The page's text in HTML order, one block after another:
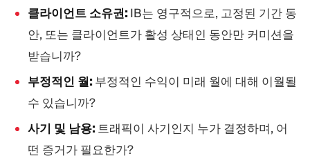
클라이언트 소유권:IB는 영구적으로, 고정된 기간 동
안, 또는 클라이언트가 활성 상태인 동안만 커미션을
받습니까?
부정적인 월:부정적인 수익이 미래 월에 대해 이월될
수 있습니까?
사기 및 남용:트래픽이 사기인지 누가 결정하며, 어
떤 증거가 필요한가?